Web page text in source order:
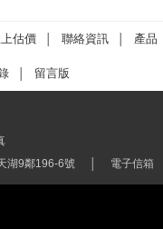
估價 聯絡資訊 產品
留言版
湖9鄰196-6號 電子信箱